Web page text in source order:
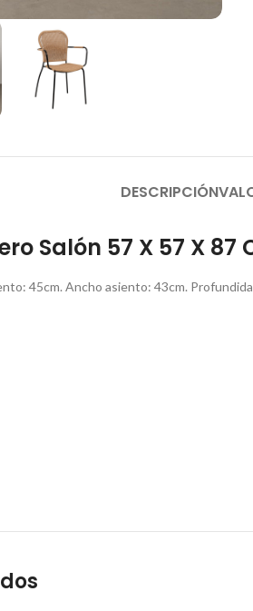
DESCRIPCIÓN
Salón 57 X 57 X 87
45cm. Ancho asiento: 43cm.